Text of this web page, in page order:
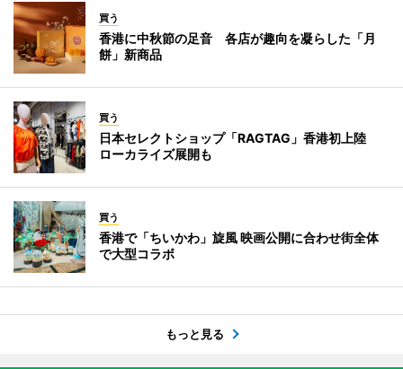
買う
香港に中秋節の足音 各店が趣向を凝らした「月
餅」新商品
買う
日本セレクトショップ「RAGTAG」香港初上陸
ローカライズ展開も
買う
香港で「ちいかわ」旋風 映画公開に合わせ街全体
で大型コラボ
もっと見る